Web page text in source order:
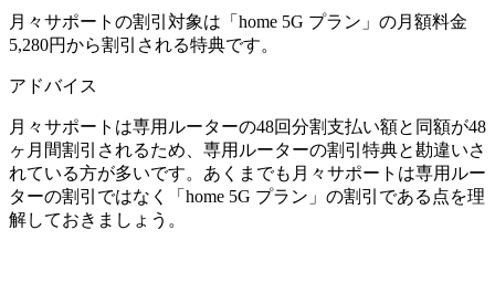
月々サポートの割引対象は「home 5G プラン」の月額料金
5,280円から割引される特典です。
アドバイス
月々サポートは専用ルーターの48回分割支払い額と同額が48
ヶ月間割引されるため、専用ルーターの割引特典と勘違いさ
れている方が多いです。あくまでも月々サポートは専用ルー
ターの割引ではなく「home 5G プラン」の割引である点を理
解しておきましょう。